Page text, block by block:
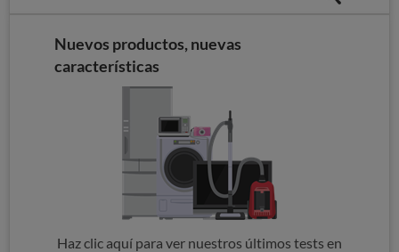
Nuevos productos, nuevas
características
Haz clic aquí para ver nuestros últimos tests en